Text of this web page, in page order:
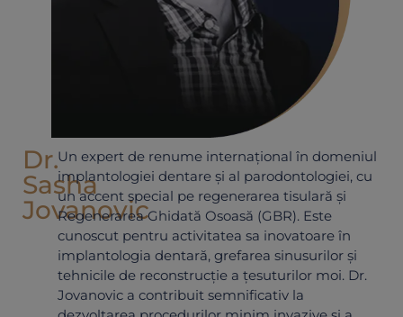
Dr.
Sasha
Jovanovic
Un expert de renume internațional în domeniul
implantologiei dentare și al parodontologiei, cu
un accent special pe regenerarea tisulară și
Regenerarea Ghidată Osoasă (GBR). Este
cunoscut pentru activitatea sa inovatoare în
implantologia dentară, grefarea sinusurilor și
tehnicile de reconstrucție a țesuturilor moi. Dr.
Jovanovic a contribuit semnificativ la